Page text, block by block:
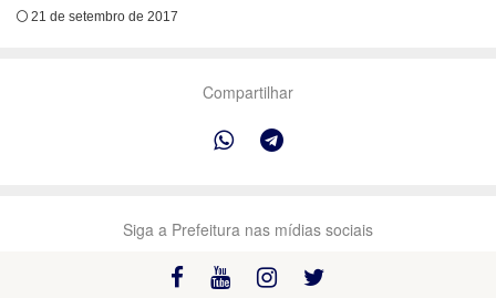
21 de setembro de 2017
Compartilhar
Siga a Prefeitura nas mídias sociais